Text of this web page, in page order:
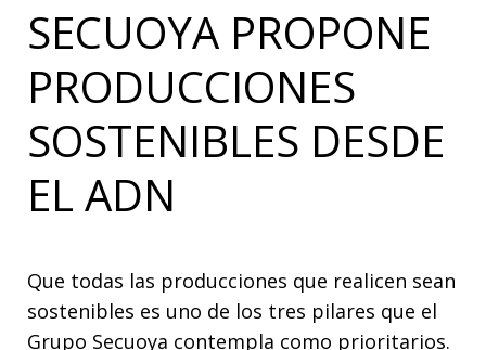
SECUOYA PROPONE
PRODUCCIONES
SOSTENIBLES DESDE
EL ADN
Que todas las producciones que realicen sean
sostenibles es uno de los tres pilares que el
Grupo Secuoya contempla como prioritarios.